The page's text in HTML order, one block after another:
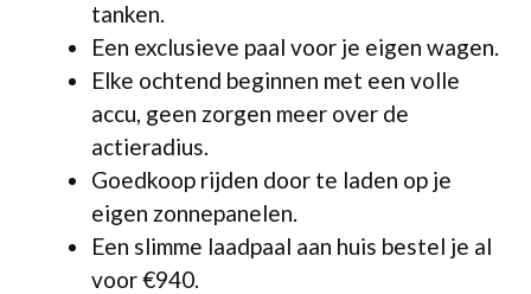
tanken.
Een exclusieve paal voor je eigen wagen.
Elke ochtend beginnen met een volle
accu, geen zorgen meer over de
actieradius.
Goedkoop rijden door te laden op je
eigen zonnepanelen.
Een slimme laadpaal aan huis bestel je al
voor €940.